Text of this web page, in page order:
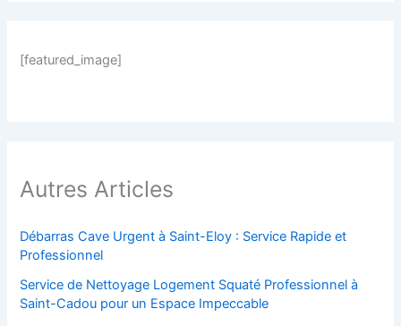
[featured_image]
Autres Articles
Débarras Cave Urgent à Saint-Eloy : Service Rapide et
Professionnel
Service de Nettoyage Logement Squaté Professionnel à
Saint-Cadou pour un Espace Impeccable